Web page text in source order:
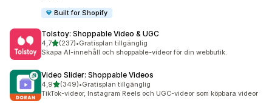
Built for Shopify
Tolstoy: Shoppable Video & UGC
4,7av 5 stjärnor
(237)
237 recensioner totalt
•Gratisplan tillgänglig
Skapa AI-innehåll och shoppable-videor för din webbutik.
Video Slider: Shoppable Videos
4,9av 5 stjärnor
(349)
349 recensioner totalt
•Gratisplan tillgänglig
TikTok-videor, Instagram Reels och UGC-videor som köpbara videor